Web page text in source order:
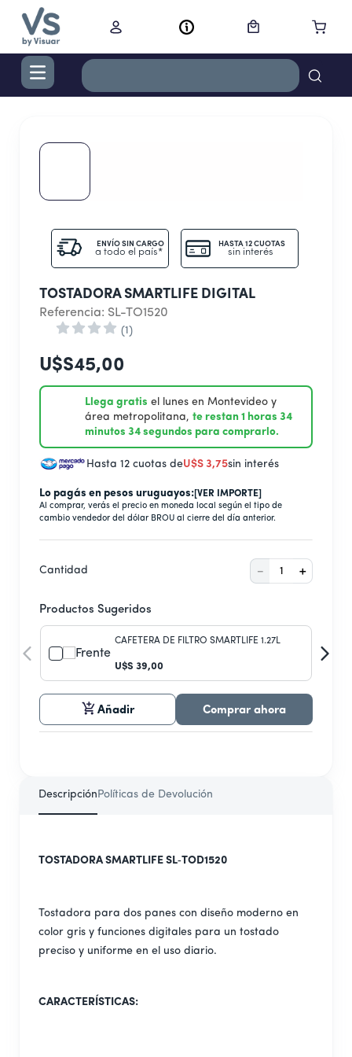
ENVÍO SIN CARGO
a todo el país*
HASTA 12 CUOTAS
sin interés
TOSTADORA SMARTLIFE DIGITAL
Referencia: SL-TO1520
(1)
U$S45,00
Llega gratis el lunes en Montevideo y
área metropolitana, te restan 1 horas 34
minutos 34 segundos para comprarlo.
Hasta 12 cuotas deU$S 3,75sin interés
Lo pagás en pesos uruguayos:[VER IMPORTE]
Al comprar, verás el precio en moneda local según el tipo de
cambio vendedor del dólar BROU al cierre del día anterior.
Cantidad ＋
－
Productos Sugeridos
CAFETERA DE FILTRO SMARTLIFE 1.27L
U$S 39,00
Añadir Comprar ahora
DescripciónPolíticas de Devolución
TOSTADORA SMARTLIFE SL‑TOD1520
Tostadora para dos panes con diseño moderno en
color gris y funciones digitales para un tostado
preciso y uniforme en el uso diario.
CARACTERÍSTICAS:
5.
secador
6.
lavarropas
7.
cortacabello
8.
nestle
9